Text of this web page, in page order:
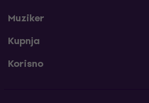
Muziker
Kupnja
Korisno